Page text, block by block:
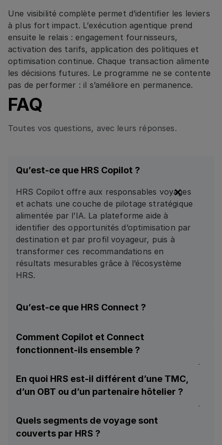
Une visibilité complète permet d’identifier les leviers
à plus fort impact. L’exécution agentique prend
ensuite le relais : engagement fournisseurs,
activation des tarifs, application des politiques et
optimisation continue. Chaque transaction alimente
les décisions futures. Le programme ne se contente
pas de performer : il s’améliore en permanence.
FAQ
Toutes vos questions, avec leurs réponses.
Qu’est-ce que HRS Copilot ?
HRS Copilot offre aux responsables voyages
et achats une couche de pilotage stratégique
alimentée par l’IA. La plateforme aide à
identifier des opportunités d’optimisation par
destination et par profil voyageur, puis à
transformer ces recommandations en
résultats mesurables grâce à l’écosystème
HRS.
Qu’est-ce que HRS Connect ?
d’exécution. La plateforme intègre la stratégie
définie au niveau central directement dans les
des déplacements, des longs séjours, des
groupes et des réunions, afin de garantir une
application cohérente des politiques voyages.
Comment Copilot et Connect
fonctionnent-ils ensemble ?
œuvre. Ce qui est configuré dans Copilot est
exécuté dans Connect. Ce qui est exécuté
facture puis réinjecté dans Copilot, créant
ainsi une boucle continue entre stratégie,
exécution et validation financière.
En quoi HRS est-il différent d’une TMC,
d’un OBT ou d’un partenaire hôtelier ?
réservation, ni une agence hôtelière. Il s’agit
d’un modèle opérationnel basé sur une
Quels segments de voyage sont
couverts par HRS ?